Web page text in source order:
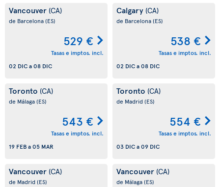
Vancouver (CA)
de Barcelona(ES)
529 €
Tasas e imptos. incl.
02 DICa08 DIC
Calgary (CA)
de Barcelona(ES)
538 €
Tasas e imptos. incl.
02 DICa08 DIC
Toronto (CA)
de Málaga(ES)
543 €
Tasas e imptos. incl.
19 FEBa05 MAR
Toronto (CA)
de Madrid(ES)
554 €
Tasas e imptos. incl.
03 DICa09 DIC
Vancouver (CA)
de Madrid(ES)
Vancouver (CA)
de Málaga(ES)